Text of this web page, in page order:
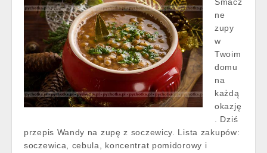
Smacz
ne
zupy
w
Twoim
domu
na
każdą
okazję
. Dziś
przepis Wandy na zupę z soczewicy. Lista zakupów:
soczewica, cebula, koncentrat pomidorowy i